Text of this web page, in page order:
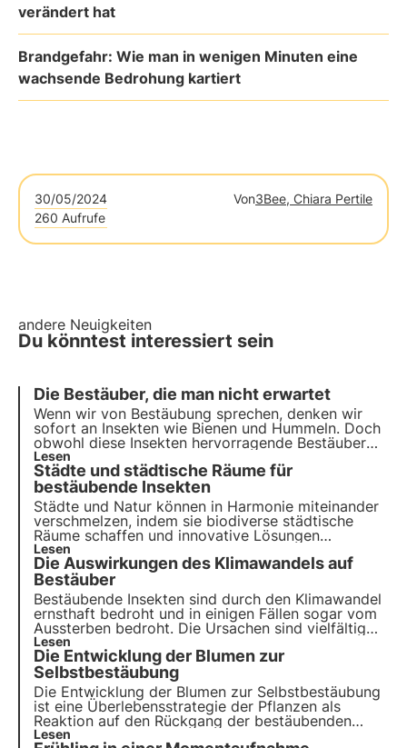
verändert hat
Brandgefahr: Wie man in wenigen Minuten eine
wachsende Bedrohung kartiert
30/05/2024 Von3Bee, Chiara Pertile
260 Aufrufe
andere Neuigkeiten
Du könntest interessiert sein
Die Bestäuber, die man nicht erwartet
Wenn wir von Bestäubung sprechen, denken wir
sofort an Insekten wie Bienen und Hummeln. Doch
obwohl diese Insekten hervorragende Bestäuber
sind, sind sie nicht die einzigen, die zu dieser
wichtigen Ökosystemleistung beitragen.
Lesen
Städte und städtische Räume für
bestäubende Insekten
Städte und Natur können in Harmonie miteinander
verschmelzen, indem sie biodiverse städtische
Räume schaffen und innovative Lösungen
anwenden, die Bienen und Schmetterlingen helfen,
in städtischen Umgebungen zu gedeihen. In diesem
Artikel erfahren Sie, wie Städte zu lebenswichtigen
Refugien für Bestäuber werden können.
Lesen
Die Auswirkungen des Klimawandels auf
Bestäuber
Bestäubende Insekten sind durch den Klimawandel
ernsthaft bedroht und in einigen Fällen sogar vom
Aussterben bedroht. Die Ursachen sind vielfältig
und betreffen entweder direkt die Insekten oder
indirekt die von ihnen besuchten Pflanzen. Aber
was sind die Auswirkungen? Das wollen wir in
diesem Artikel herausfinden.
Lesen
Die Entwicklung der Blumen zur
Selbstbestäubung
Die Entwicklung der Blumen zur Selbstbestäubung
ist eine Überlebensstrategie der Pflanzen als
Reaktion auf den Rückgang der bestäubenden
Insekten. Erfahren Sie in diesem Artikel mehr über
Lesen